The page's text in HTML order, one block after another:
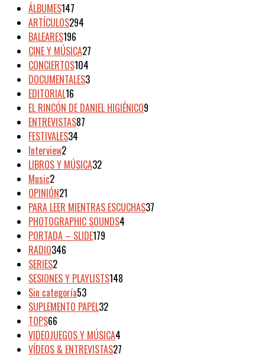
ÁLBUMES147
ARTÍCULOS294
BALEARES196
CINE Y MÚSICA27
CONCIERTOS104
DOCUMENTALES3
EDITORIAL16
EL RINCÓN DE DANIEL HIGIÉNICO9
ENTREVISTAS87
FESTIVALES34
Interview2
LIBROS Y MÚSICA32
Music2
OPINIÓN21
PARA LEER MIENTRAS ESCUCHAS37
PHOTOGRAPHIC SOUNDS4
PORTADA – SLIDE179
RADIO346
SERIES2
SESIONES Y PLAYLISTS148
Sin categoría53
SUPLEMENTO PAPEL32
TOPS66
VIDEOJUEGOS Y MÚSICA4
VÍDEOS & ENTREVISTAS27